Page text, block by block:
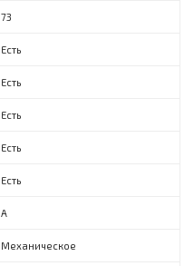
73
Есть
Есть
Есть
Есть
Есть
A
Механическое